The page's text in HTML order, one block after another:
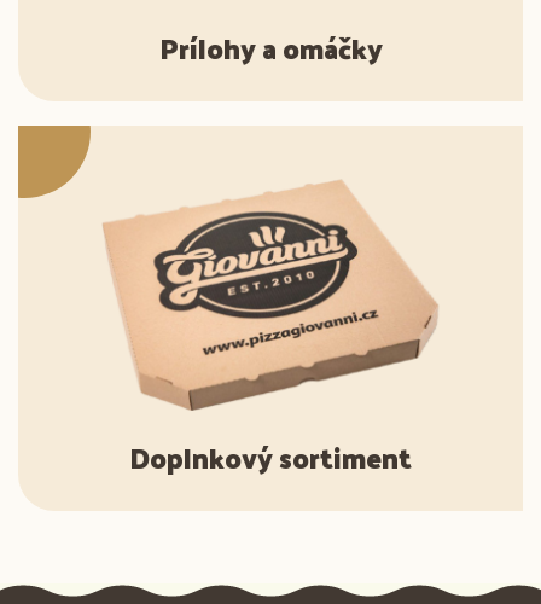
Prílohy a omáčky
Doplnkový sortiment